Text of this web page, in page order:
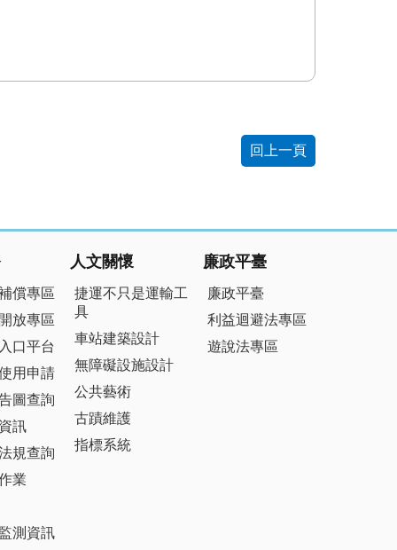
回上一頁
償專區
放專區
口平台
用申請
圖查詢
訊
規查詢
業
測資訊
人文關懷
捷運不只是運輸工
具
車站建築設計
無障礙設施設計
公共藝術
古蹟維護
指標系統
廉政平臺
廉政平臺
利益迴避法專區
遊說法專區